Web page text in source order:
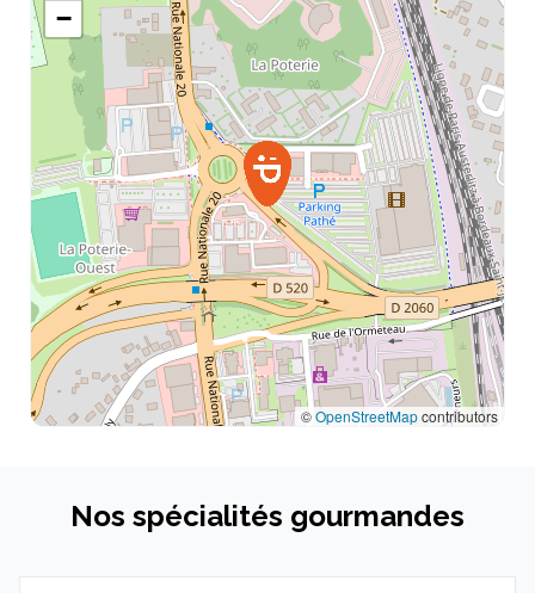
Jeudi
06:30 - 20:00
Vendredi
06:30 - 21:00
Samedi
06:30 - 21:00
Dimanche
06:30 - 21:00
−
©OpenStreetMapcontributors
Nos spécialités gourmandes